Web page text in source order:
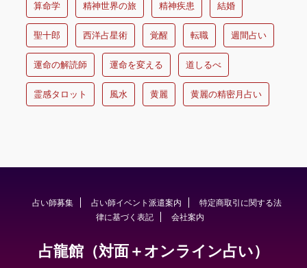
算命学 精神世界の旅 精神疾患 結婚
聖十郎 西洋占星術 覚醒 転職 週間占い
運命の解読師 運命を変える 道しるべ
霊感タロット 風水 黄麗 黄麗の精密月占い
占い師募集 占い師イベント派遣案内
特定商取引に関する法
律に基づく表記
会社案内
占龍館（対面＋オンライン占い）